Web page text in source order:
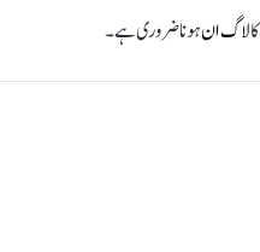
لاگ انہونا ضروری ہے۔